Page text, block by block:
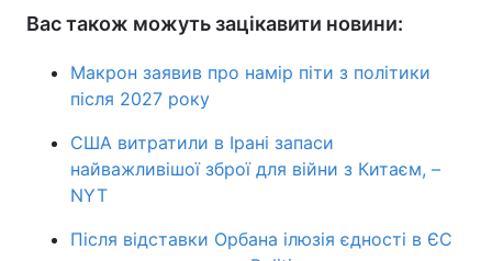
Вас також можуть зацікавити новини:
Макрон заявив про намір піти з політики
після 2027 року
США витратили в Ірані запаси
найважливішої зброї для війни з Китаєм, –
NYT
Після відставки Орбана ілюзія єдності в ЄС